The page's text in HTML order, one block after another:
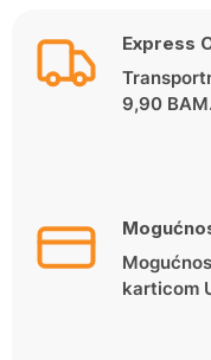
Express
9,90
karticom